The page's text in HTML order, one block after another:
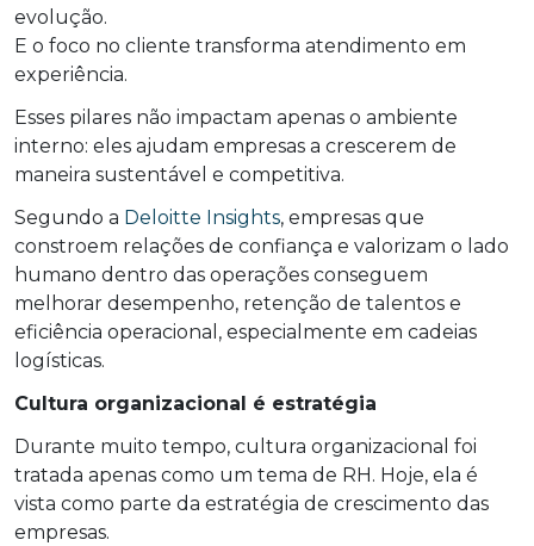
evolução.
E o foco no cliente transforma atendimento em
experiência.
Esses pilares não impactam apenas o ambiente
interno: eles ajudam empresas a crescerem de
maneira sustentável e competitiva.
Segundo a Deloitte Insights, empresas que
constroem relações de confiança e valorizam o lado
humano dentro das operações conseguem
melhorar desempenho, retenção de talentos e
eficiência operacional, especialmente em cadeias
logísticas.
Cultura organizacional é estratégia
Durante muito tempo, cultura organizacional foi
tratada apenas como um tema de RH. Hoje, ela é
vista como parte da estratégia de crescimento das
empresas.